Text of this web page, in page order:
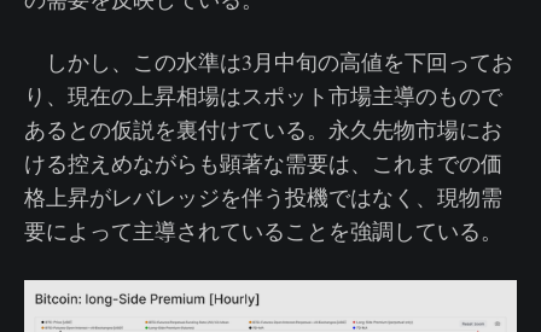
しかし、この水準は3月中旬の高値を下回ってお
り、現在の上昇相場はスポット市場主導のもので
あるとの仮説を裏付けている。永久先物市場にお
ける控えめながらも顕著な需要は、これまでの価
格上昇がレバレッジを伴う投機ではなく、現物需
要によって主導されていることを強調している。